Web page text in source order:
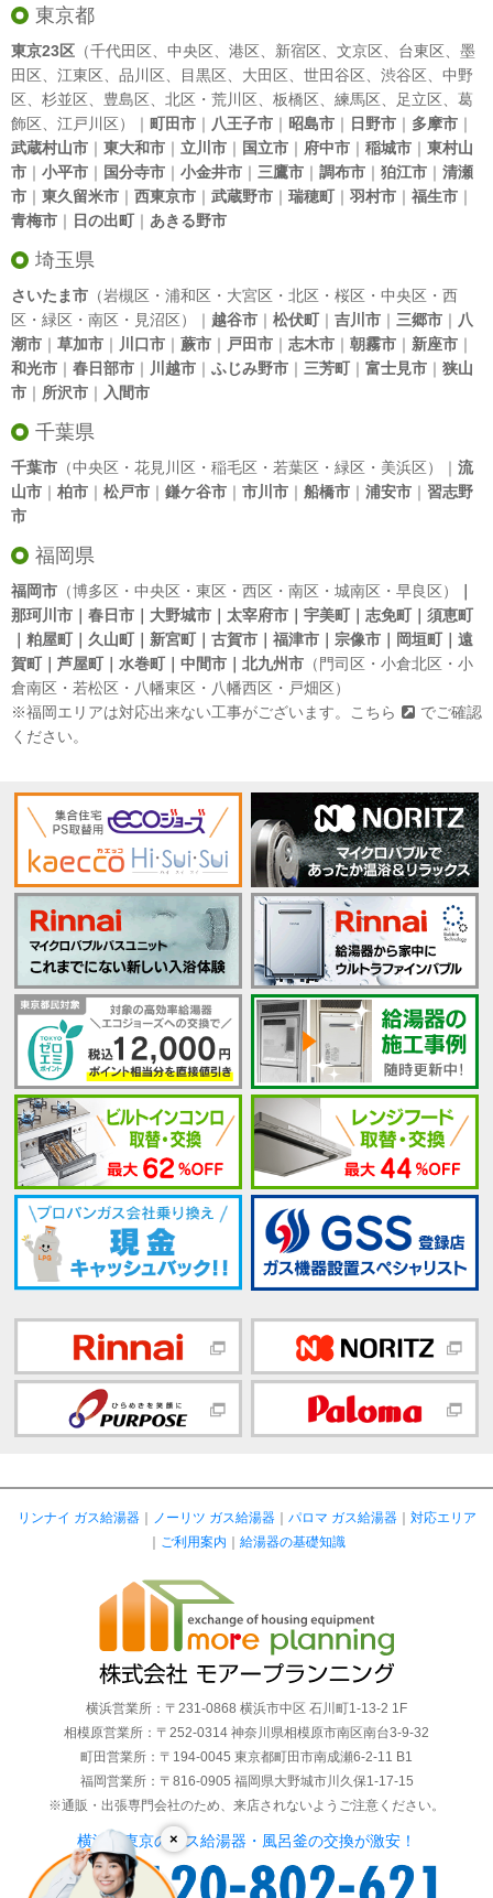
東京都
東京23区 （千代田区 中央区 港区 新宿区 文京区 台東区
墨
田区
江東区 品川区 目黒区 大田区 世田谷区 渋谷区
中野
区
杉並区 豊島区 北区 ・ 荒川区 板橋区 練馬区 足立区
葛
飾区
江戸川区）｜ 町田市 ｜ 八王子市 ｜ 昭島市 ｜ 日野市 ｜ 多摩市 ｜
武蔵村山市 ｜ 東大和市 ｜ 立川市 ｜ 国立市 ｜ 府中市 ｜ 稲城市 ｜ 東村山
市 ｜ 小平市 ｜ 国分寺市 ｜ 小金井市 ｜ 三鷹市 ｜ 調布市 ｜ 狛江市 ｜ 清瀬
市 ｜ 東久留米市 ｜ 西東京市 ｜ 武蔵野市 ｜ 瑞穂町｜ 羽村市 ｜ 福生市 ｜
青梅市 ｜ 日の出町｜ あきる野市
埼玉県
さいたま市 （岩槻区・浦和区・大宮区・北区・桜区・中央区・西
区・緑区・南区・見沼区）｜ 越谷市 ｜ 松伏町｜ 吉川市 ｜ 三郷市 ｜ 八
潮市 ｜ 草加市 ｜ 川口市 ｜ 蕨市 ｜ 戸田市 ｜ 志木市 ｜ 朝霧市 ｜ 新座市 ｜
和光市 ｜ 春日部市 ｜ 川越市 ｜ ふじみ野市 ｜ 三芳町｜ 富士見市 ｜ 狭山
市 ｜ 所沢市 ｜ 入間市
千葉県
千葉市 （中央区・花見川区・稲毛区・若葉区・緑区・美浜区）｜ 流
山市 ｜ 柏市 ｜ 松戸市 ｜ 鎌ケ谷市 ｜ 市川市 ｜ 船橋市 ｜ 浦安市 ｜ 習志野
市
福岡県
福岡市 （博多区・中央区・東区・西区・南区・城南区・早良区）
那珂川市｜春日市｜大野城市｜太宰府市｜宇美町｜志免町｜須恵町
｜粕屋町｜久山町｜新宮町｜古賀市｜福津市｜宗像市｜岡垣町｜遠
賀町｜芦屋町｜水巻町｜中間市｜北九州市 （門司区・小倉北区・小
倉南区・若松区・八幡東区・八幡西区・戸畑区）
※福岡エリアは対応出来ない工事がございます。
こちら
でご確認
ください。
×
リンナイ ガス給湯器｜ ノーリツ ガス給湯器｜ パロマ ガス給湯器｜ 対応エリア
｜ ご利用案内 ｜ 給湯器の基礎知識
横浜営業所：〒231-0868 横浜市中区 石川町1-13-2 1F
相模原営業所：〒252-0314 神奈川県相模原市南区南台3-9-32
町田営業所：〒194-0045 東京都町田市南成瀬6-2-11 B1
福岡営業所：〒816-0905 福岡県大野城市川久保1-17-15
※通販・出張専門会社のため、来店されないようご注意ください。
横浜・東京のガス給湯器・風呂釜の交換が激安！